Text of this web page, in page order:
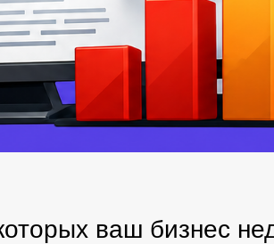
ваш бизнес